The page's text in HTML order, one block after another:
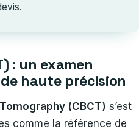
: un examen
haute précision
(CBCT) s’est
comme la référence de